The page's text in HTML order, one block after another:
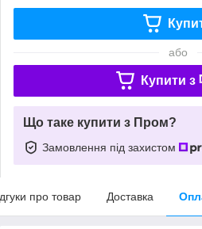
або
Купити з
Що таке купити з Пром?
Замовлення під захистом
про товар Доставка